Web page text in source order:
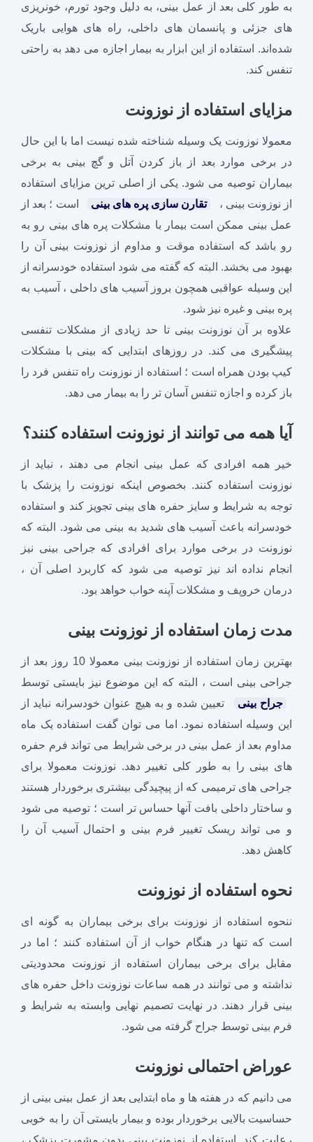
به طور کلی بعد از عمل بینی، به دلیل وجود تورم، خونریزی‌
های جزئی و پانسمان‌ های داخلی، راه‌ های هوایی باریک
شده‌اند. استفاده از این ابزار به بیمار اجازه می‌ دهد به راحتی
تنفس کند.
مزایای استفاده از نوزونت
معمولا نوزونت یک وسیله شناخته شده نیست اما با این حال
در برخی موارد بعد از باز کردن آتل و گچ بینی به برخی
بیماران توصیه می شود. یکی از اصلی ترین مزایای استفاده
از نوزونت بینی ،
تقارن سازی پره های بینی
است ؛ بعد از
عمل بینی ممکن است بیمار با مشکلات پره های بینی رو به
رو باشد که استفاده موقت و مداوم از نوزونت بینی آن را
بهبود می بخشد. البته که گفته می شود استفاده خودسرانه از
این وسیله عواقبی همچون بروز آسیب های داخلی ، آسیب به
پره بینی و غیره نیز شود.
علاوه بر آن نوزونت بینی تا حد زیادی از مشکلات تنفسی
پیشگیری می کند. در روزهای ابتدایی که بینی با مشکلات
کیپ بودن همراه است ؛ استفاده از نوزونت راه تنفس فرد را
باز کرده و اجازه تنفس آسان تر را به بیمار می دهد.
آیا همه می توانند از نوزونت استفاده کنند؟
خیر همه افرادی که عمل بینی انجام می دهند ، نباید از
نوزونت استفاده کنند. بخصوص اینکه نوزونت را پزشک با
توجه به شرایط و سایز حفره های بینی تجویز کند و استفاده
خودسرانه باعث آسیب های شدید به بینی می شود. البته که
نوزونت در برخی موارد برای افرادی که جراحی بینی نیز
انجام نداده اند نیز توصیه می شود که کاربرد اصلی آن ،
درمان خروپف و مشکلات آپنه خواب خواهد بود.
مدت زمان استفاده از نوزونت بینی
بهترین زمان استفاده از نوزونت بینی معمولا 10 روز بعد از
جراحی بینی است ، البته که این موضوع نیز بایستی توسط
جراح بینی
تعیین شده و به هیچ عنوان خودسرانه نباید از
این وسیله استفاده نمود. اما می توان گفت استفاده یک ماه
مداوم بعد از عمل بینی در برخی شرایط می تواند فرم حفره
های بینی را به طور کلی تغییر دهد. نوزونت معمولا برای
جراحی های ترمیمی که از پیچیدگی بیشتری برخوردار هستند
و ساختار داخلی بافت آنها حساس تر است ؛ توصیه می شود
و می تواند ریسک تغییر فرم بینی و احتمال آسیب آن را
کاهش دهد.
نحوه استفاده از نوزونت
ننحوه استفاده از نوزونت برای برخی بیماران به گونه ای
است که تنها در هنگام خواب از آن استفاده کنند ؛ اما در
مقابل برای برخی بیماران استفاده از نوزونت محدودیتی
نداشته و می توانند در همه ساعات نوزونت داخل حفره های
بینی قرار دهند. در نهایت تصمیم نهایی وابسته به شرایط و
فرم بینی توسط جراح گرفته می شود.
عوراض احتمالی نوزونت
می دانیم که در هفته ها و ماه ابتدایی بعد از عمل بینی بینی از
حساسیت بالایی برخوردار بوده و بیمار بایستی آن را به خوبی
رعایت کند. استفاده از نوزونت بینی بدون مشورت پزشک ،